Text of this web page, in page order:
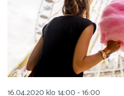
16.04.2020 klo 14:00 - 16:00